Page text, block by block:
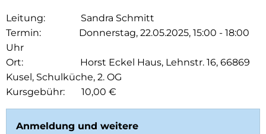
Leitung: Sandra Schmitt
Termin: Donnerstag, 22.05.2025, 15:00 - 18:00
Uhr
Ort: Horst Eckel Haus, Lehnstr. 16, 66869
Kusel, Schulküche, 2. OG
Kursgebühr: 10,00 €
Anmeldung und weitere